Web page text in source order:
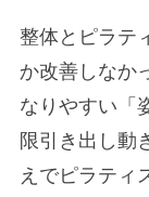
整体とピラテ
か改善しなか
なりやすい「
限引き出し動
えでピラティ